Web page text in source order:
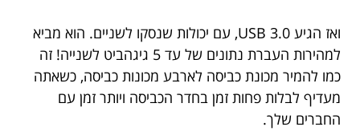
ואז הגיע USB 3.0, עם יכולות שנסקו לשניים. הוא מביא
למהירות העברת נתונים של עד 5 גיגהביט לשנייה! זה
כמו להמיר מכונת כביסה לארבע מכונות כביסה, כשאתה
מעדיף לבלות פחות זמן בחדר הכביסה ויותר זמן עם
החברים שלך.